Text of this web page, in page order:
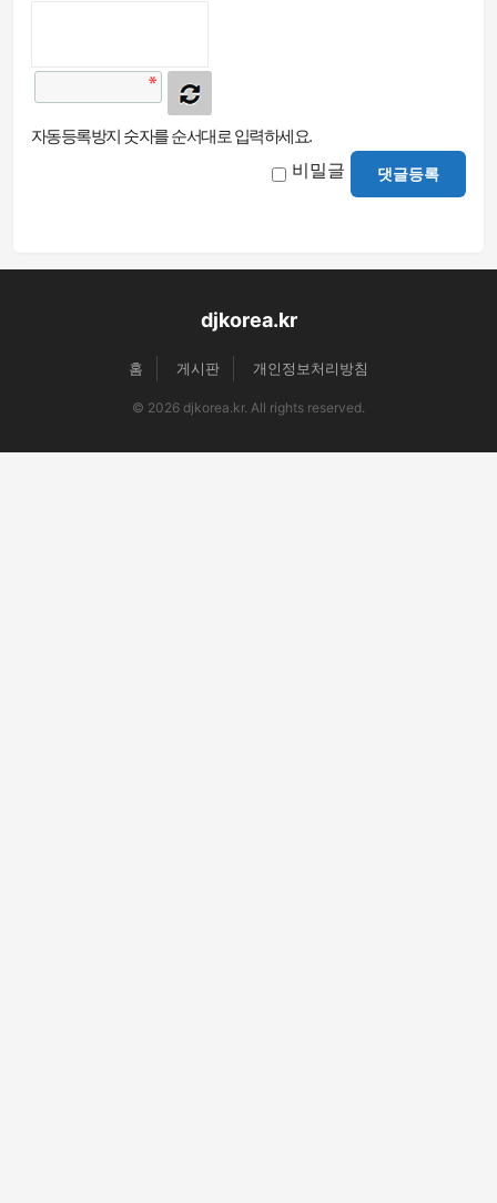
자동등록방지 숫자를 순서대로 입력하세요.
비밀글 댓글등록
djkorea.kr
홈 게시판 개인정보처리방침
© 2026 djkorea.kr. All rights reserved.